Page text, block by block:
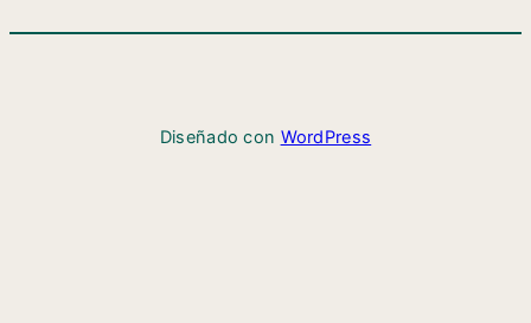
Diseñado con WordPress